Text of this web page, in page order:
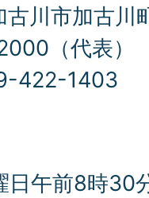
川市加古川
（代表）
422-1403
日午前8時30